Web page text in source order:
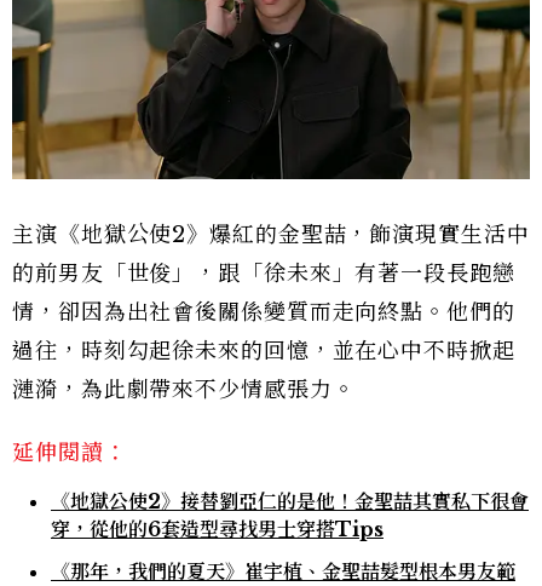
主演《地獄公使2》爆紅的金聖喆，飾演現實生活中
的前男友「世俊」，跟「徐未來」有著一段長跑戀
情，卻因為出社會後關係變質而走向終點。他們的
過往，時刻勾起徐未來的回憶，並在心中不時掀起
漣漪，為此劇帶來不少情感張力。
延伸閱讀：
《地獄公使2》接替劉亞仁的是他！金聖喆其實私下很會
穿，從他的6套造型尋找男士穿搭Tips
《那年，我們的夏天》崔宇植、金聖喆髮型根本男友範